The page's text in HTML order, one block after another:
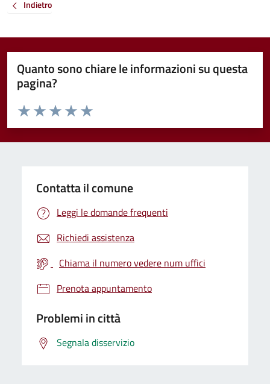
Indietro
Quanto sono chiare le informazioni su questa
pagina?
Valuta da 1 a 5 stelle la pagina
Valuta 5 stelle su 5
Valuta 4 stelle su 5
Valuta 3 stelle su 5
Valuta 2 stelle su 5
Valuta 1 stelle su 5
Contatta il comune
Leggi le domande frequenti
Richiedi assistenza
Chiama il numero vedere num uffici
Prenota appuntamento
Problemi in città
Segnala disservizio